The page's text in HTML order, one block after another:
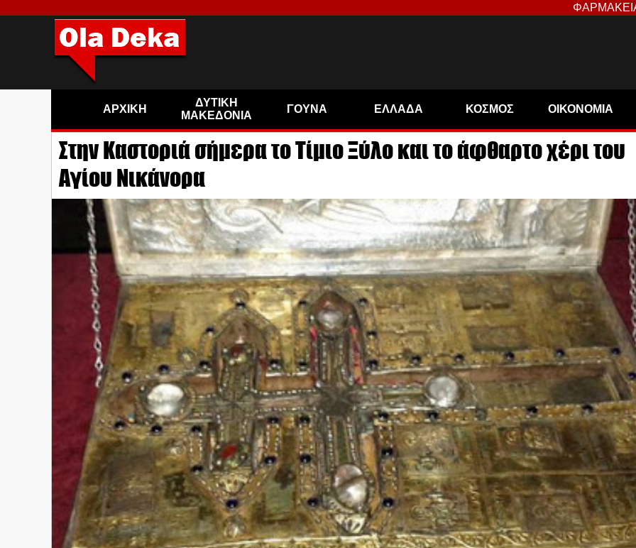
ΑΡΧΙΚΗ
ΔΥΤΙΚΗ
ΜΑΚΕΔΟΝΙΑ
ΓΟΥΝΑ ΕΛΛΑΔΑ ΚΟΣΜΟΣ ΟΙΚΟΝΟΜΙΑ
Στην Καστοριά σήμερα το Τίμιο Ξύλο και το άφθαρτο χέρι του
Αγίου Νικάνορα